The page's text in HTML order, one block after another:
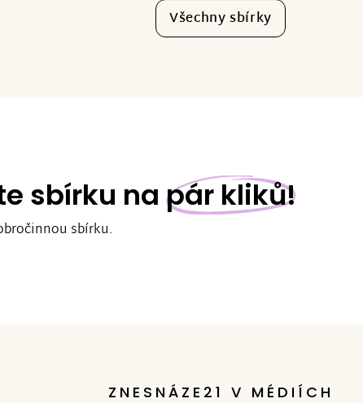
Všechny sbírky
sbírku na pár kliků!
sbírku.
ZNESNÁZE21 V MÉDIÍCH